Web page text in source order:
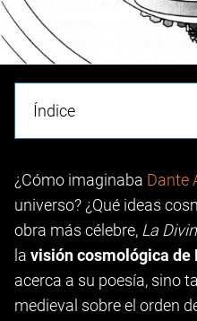
Índice
¿Cómo imaginaba Dante
universo? ¿Qué ideas
obra más célebre, La
la visión cosmológica de
acerca a su poesía, sino
medieval sobre el orden